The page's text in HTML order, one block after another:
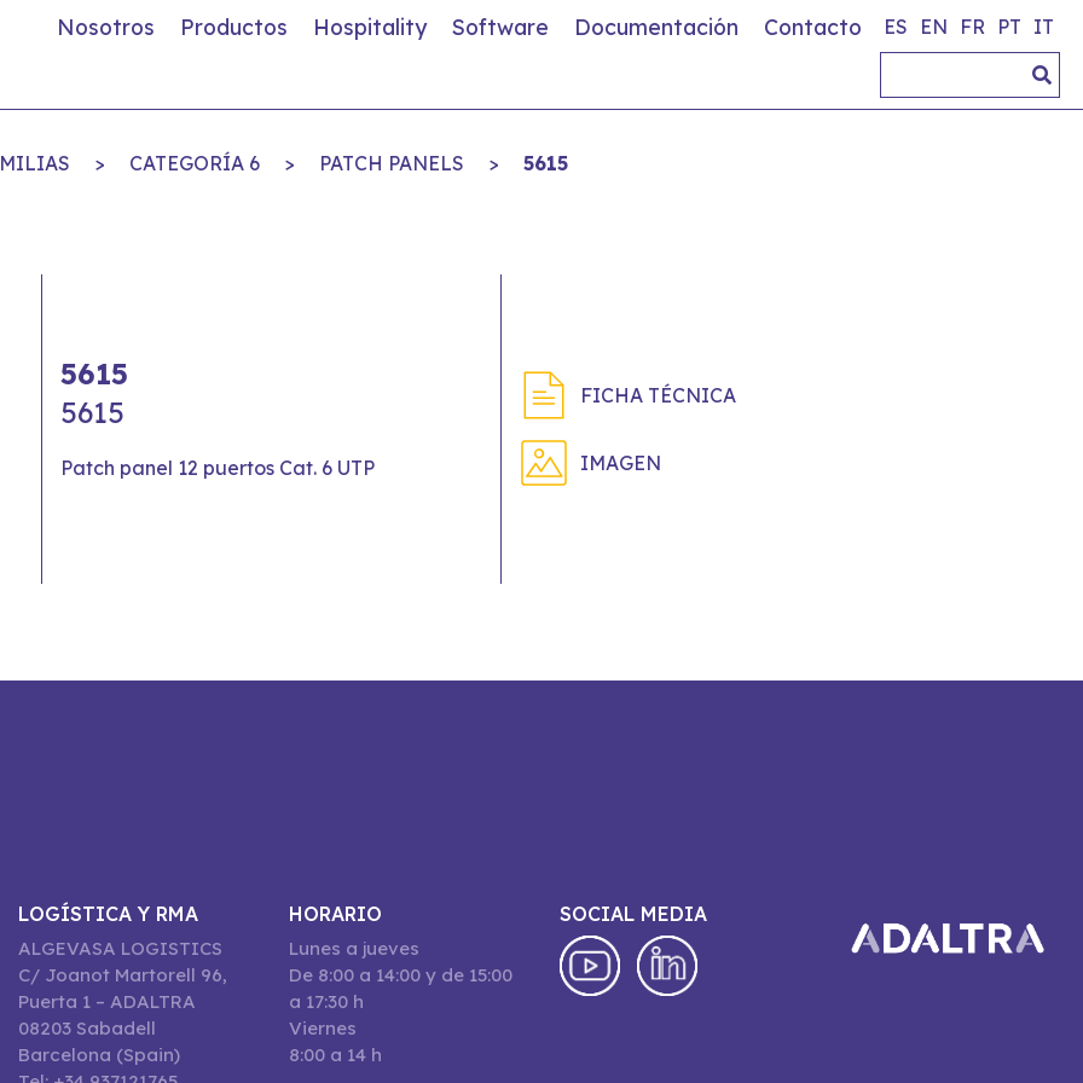
Nosotros Productos Hospitality Software Documentación Contacto ES EN FR PT IT
> CATEGORÍA 6 > PATCH PANELS > 5615
5615
5615
Patch panel 12 puertos Cat. 6 UTP
FICHA TÉCNICA
IMAGEN
LOGÍSTICA Y RMA
ALGEVASA LOGISTICS
C/ Joanot Martorell 96,
Puerta 1 – ADALTRA
08203 Sabadell
Barcelona (Spain)
HORARIO
Lunes a jueves
De 8:00 a 14:00 y de 15:00
a 17:30 h
Viernes
8:00 a 14 h
SOCIAL MEDIA